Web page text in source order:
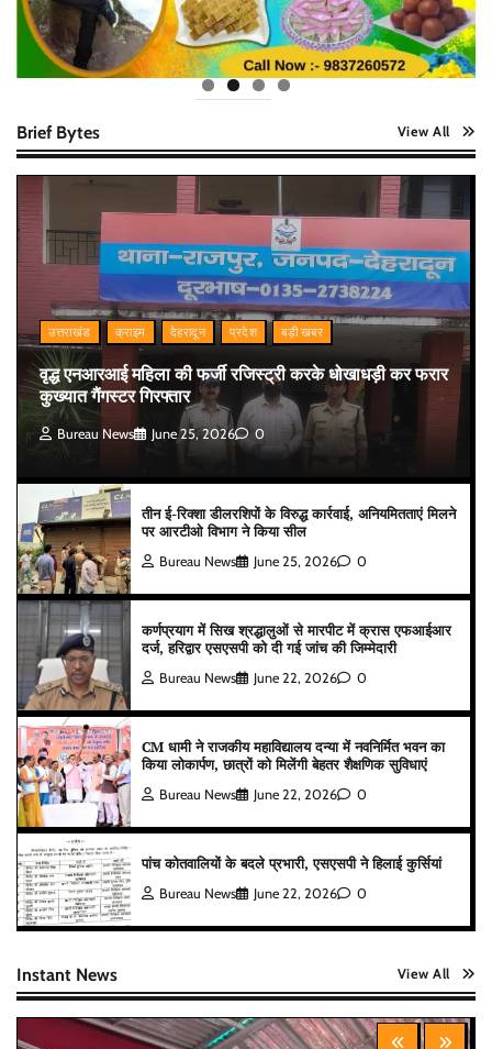
Brief Bytes View All
उत्तराखंड क्राइम देहरादून प्रदेश बड़ी खबर
वृद्ध एनआरआई महिला की फर्जी रजिस्ट्री करके धोखाधड़ी कर फरार
कुख्यात गैंगस्टर गिरफ्तार
Bureau News June 25, 2026 0
तीन ई-रिक्शा डीलरशिपों के विरुद्ध कार्रवाई, अनियमितताएं मिलने
पर आरटीओ विभाग ने किया सील
Bureau News June 25, 2026 0
कर्णप्रयाग में सिख श्रद्धालुओं से मारपीट में क्रास एफआईआर
दर्ज, हरिद्वार एसएसपी को दी गई जांच की जिम्मेदारी
Bureau News June 22, 2026 0
CM धामी ने राजकीय महाविद्यालय दन्या में नवनिर्मित भवन का
किया लोकार्पण, छात्रों को मिलेंगी बेहतर शैक्षणिक सुविधाएं
Bureau News June 22, 2026 0
पांच कोतवालियों के बदले प्रभारी, एसएसपी ने हिलाई कुर्सियां
Bureau News June 22, 2026 0
Instant News View All